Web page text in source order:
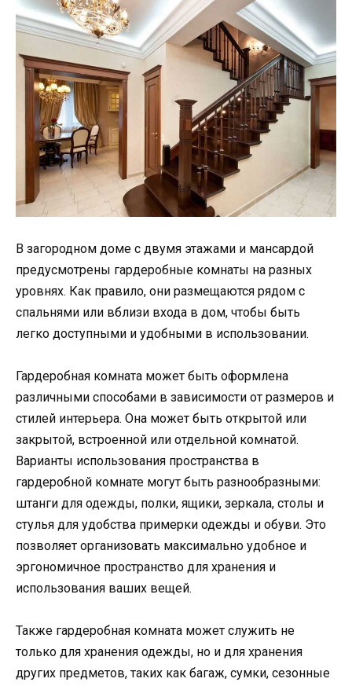
В загородном доме с двумя этажами и мансардой
предусмотрены гардеробные комнаты на разных
уровнях. Как правило, они размещаются рядом с
спальнями или вблизи входа в дом, чтобы быть
легко доступными и удобными в использовании.
Гардеробная комната может быть оформлена
различными способами в зависимости от размеров и
стилей интерьера. Она может быть открытой или
закрытой, встроенной или отдельной комнатой.
Варианты использования пространства в
гардеробной комнате могут быть разнообразными:
штанги для одежды, полки, ящики, зеркала, столы и
стулья для удобства примерки одежды и обуви. Это
позволяет организовать максимально удобное и
эргономичное пространство для хранения и
использования ваших вещей.
Также гардеробная комната может служить не
только для хранения одежды, но и для хранения
других предметов, таких как багаж, сумки, сезонные